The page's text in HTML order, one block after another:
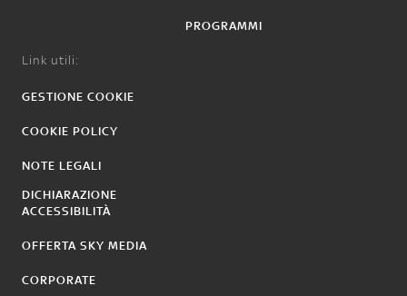
PROGRAMMI
Link utili:
GESTIONE COOKIE
COOKIE POLICY
NOTE LEGALI
DICHIARAZIONE
ACCESSIBILITÀ
OFFERTA SKY MEDIA
CORPORATE